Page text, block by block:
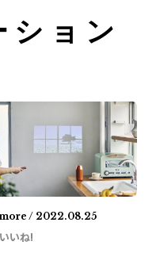
ション
/ 2022.08.25
いね!